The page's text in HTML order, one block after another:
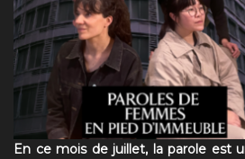
En ce mois de juillet, la parole est